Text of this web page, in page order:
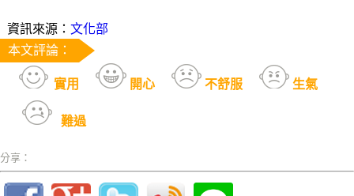
資訊來源： 文化部
本文評論：
實用 開心 不舒服 生氣
難過
分享：